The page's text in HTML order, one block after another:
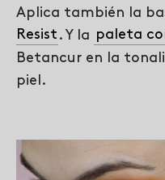
Aplica también la
Resist . Y la paleta
Betancur en la
piel.